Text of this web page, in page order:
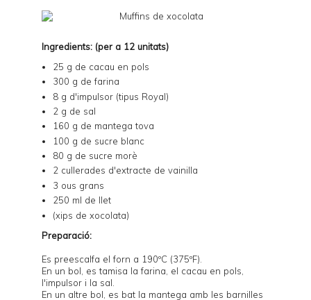
Ingredients: (per a 12 unitats)
25 g de cacau en pols
300 g de farina
8 g d'impulsor (tipus Royal)
2 g de sal
160 g de mantega tova
100 g de sucre blanc
80 g de sucre morè
2 cullerades d'extracte de vainilla
3 ous grans
250 ml de llet
(xips de xocolata)
Preparació:
Es preescalfa el forn a 190ºC (375ºF).
En un bol, es tamisa la farina, el cacau en pols,
l'impulsor i la sal.
En un altre bol, es bat la mantega amb les barnilles